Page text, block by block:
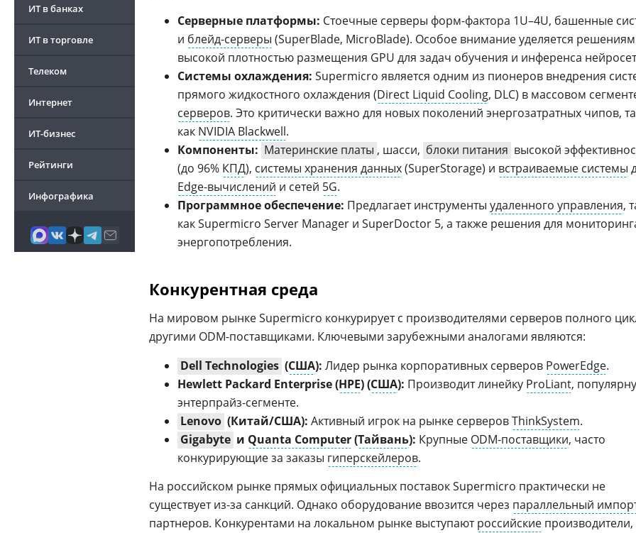
ИТ в банках
ИТ в торговле
Телеком
Интернет
ИТ-бизнес
Рейтинги
Инфографика
Серверные платформы: Стоечные серверы форм-фактора 1U–4U, башенные
и блейд-серверы (SuperBlade, MicroBlade). Особое внимание уделяется решениям
высокой плотностью размещения GPU для задач обучения и инференса
Системы охлаждения: Supermicro является одним из пионеров внедрения
прямого жидкостного охлаждения (Direct Liquid Cooling, DLC) в массовом
серверов. Это критически важно для новых поколений энергозатратных чипов,
как NVIDIA Blackwell.
Компоненты: Материнские платы , шасси, блоки питания высокой
(до 96% КПД), системы хранения данных(SuperStorage) и встраиваемые системы
Edge-вычислений и сетей 5G.
Программное обеспечение: Предлагает инструменты удаленного управления,
как Supermicro Server Manager и SuperDoctor 5, а также решения для
энергопотребления.
Конкурентная среда
На мировом рынке Supermicro конкурирует с производителями серверов полного
другими ODM-поставщиками. Ключевыми зарубежными аналогами являются:
Dell Technologies (США): Лидер рынка корпоративных серверов PowerEdge.
Hewlett Packard Enterprise (HPE) (США): Производит линейку ProLiant,
энтерпрайз-сегменте.
Lenovo (Китай/США): Активный игрок на рынке серверовThinkSystem.
Gigabyte и Quanta Computer(Тайвань): Крупные ODM-поставщики, часто
конкурирующие за заказы гиперскейлеров.
На российском рынке прямых официальных поставок Supermicro практически не
существует из-за санкций. Однако оборудование ввозится через параллельный
партнеров. Конкурентами на локальном рынке выступаютроссийские производители,